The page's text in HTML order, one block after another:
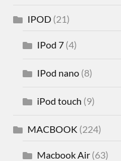
IPOD (21)
IPod 7 (4)
IPod nano (8)
iPod touch (9)
MACBOOK (224)
Macbook Air (63)